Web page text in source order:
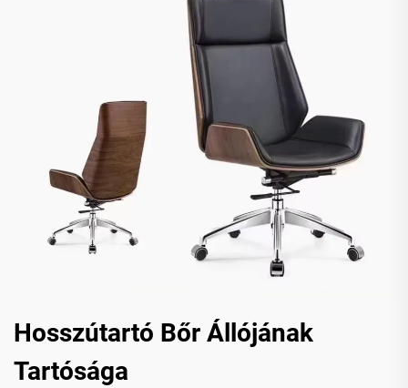
Hosszútartó Bőr Állójának
Tartósága